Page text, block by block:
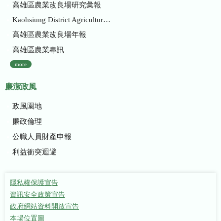
高雄區農業改良場研究彙報
Kaohsiung District Agricultural Research and Extension Station
高雄區農業改良場年報
高雄區農業專訊
more
廉潔政風
政風園地
廉政倫理
公職人員財產申報
利益衝突迴避
隱私權保護宣告
資訊安全政策宣告
政府網站資料開放宣告
本場位置圖